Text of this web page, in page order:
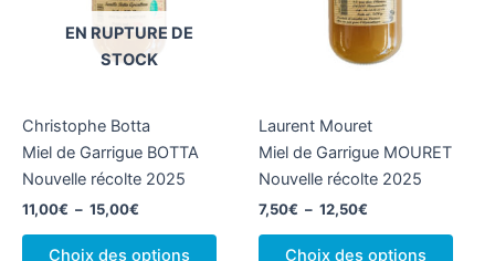
EN RUPTURE DE
STOCK
Christophe Botta
Miel de Garrigue BOTTA
Nouvelle récolte 2025
11,00€ – 15,00€
prix :
Choix des options
Ce
Laurent Mouret
Miel de Garrigue MOURET
Nouvelle récolte 2025
7,50€ – 12,50€
prix :
Choix des options
Ce